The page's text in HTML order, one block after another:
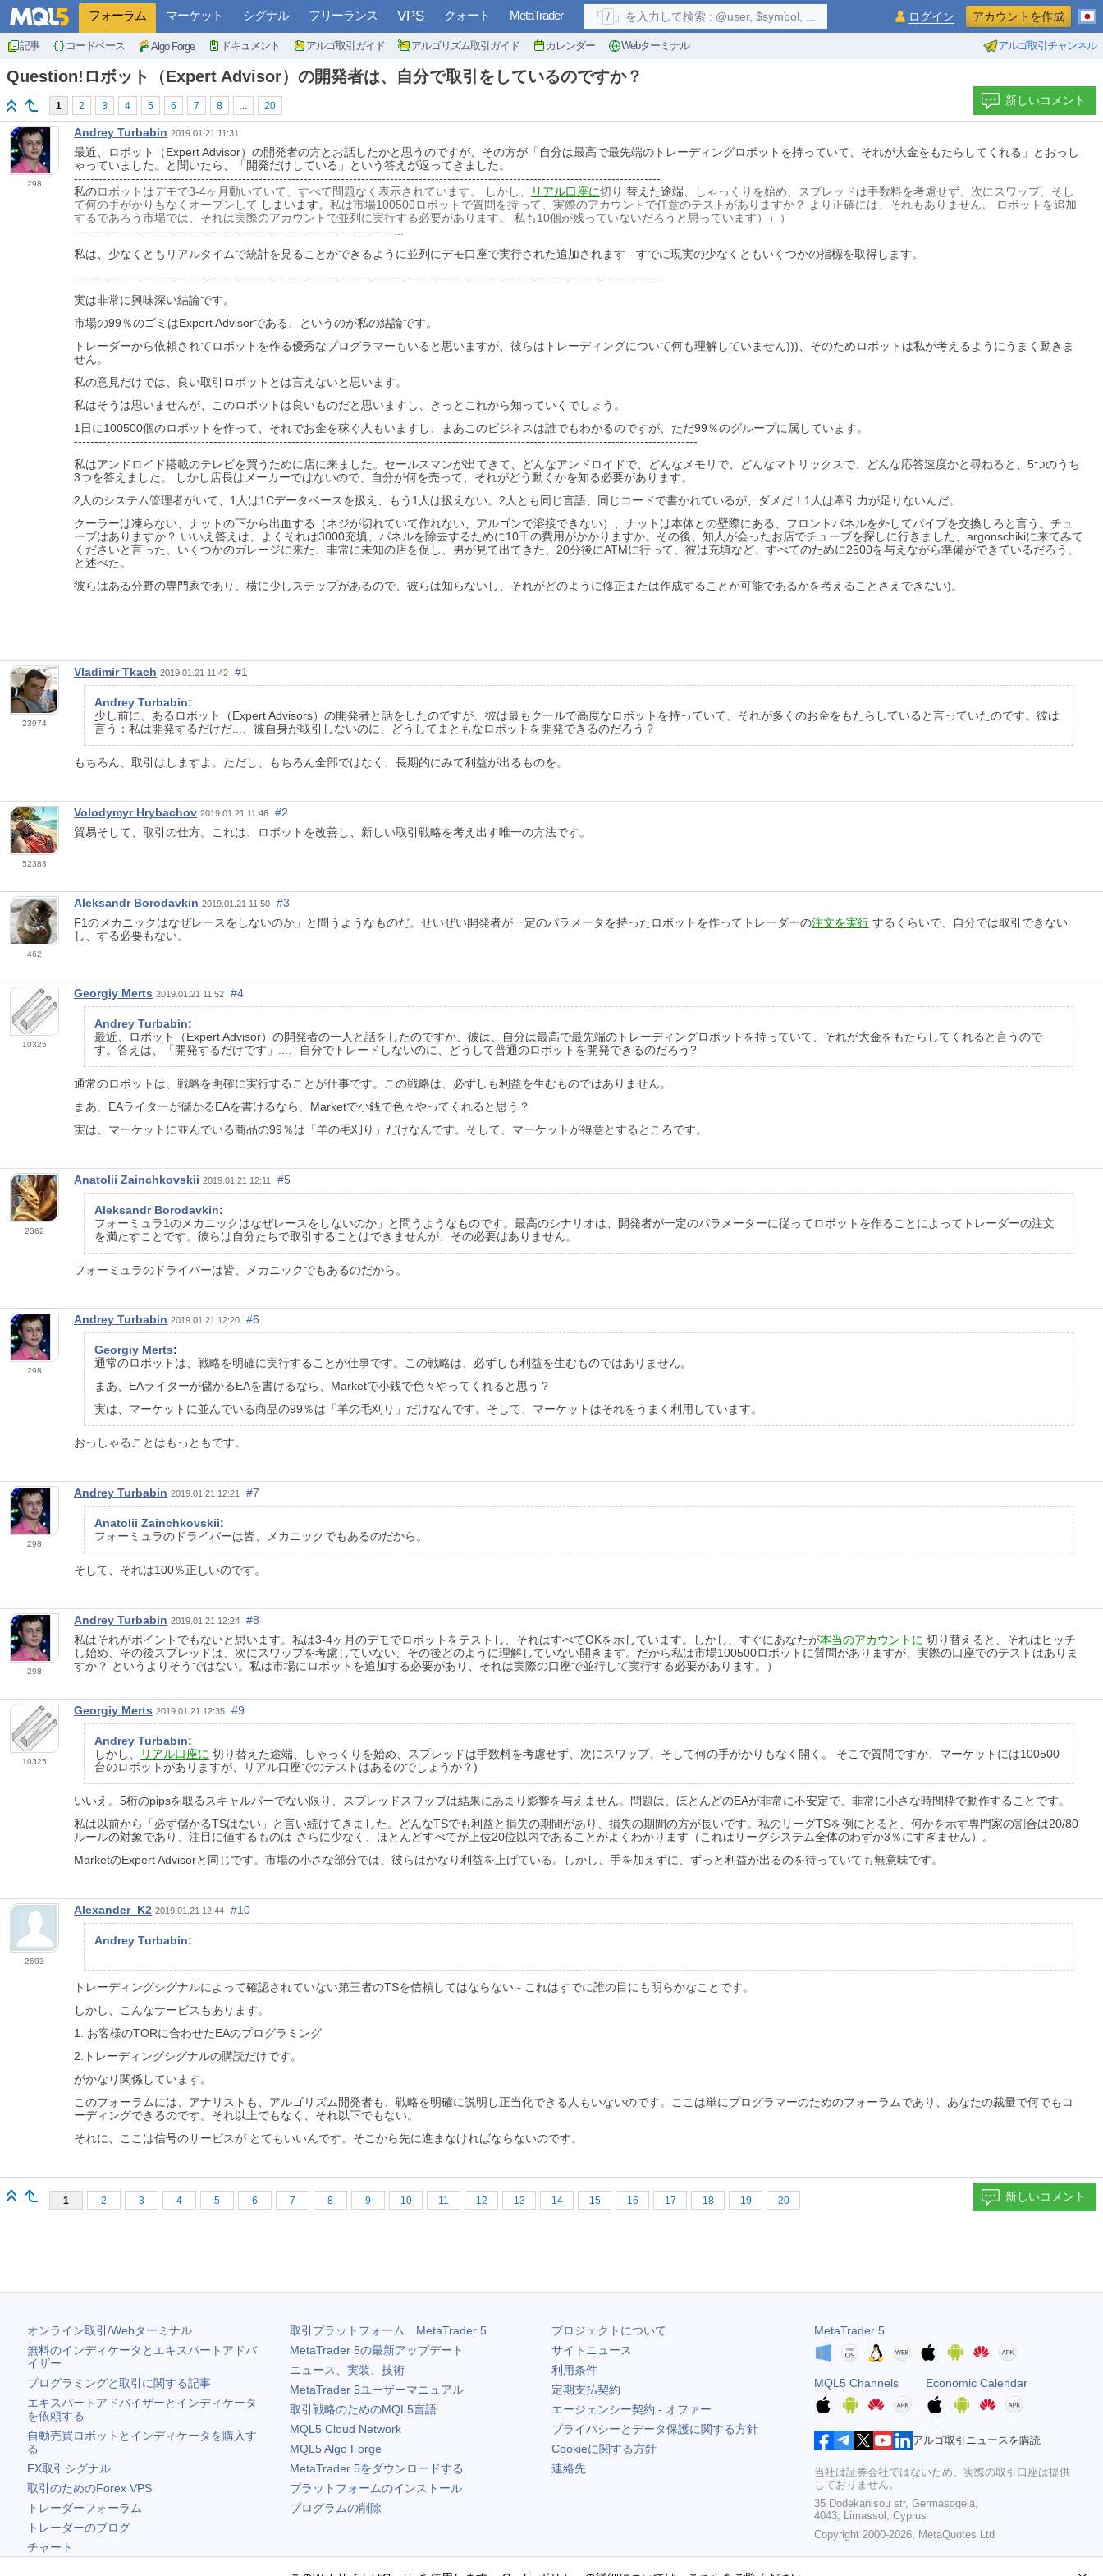
フォーラム マーケット シグナル フリーランス VPS クォート MetaTrader
記事 コードベース Algo Forge ドキュメント アルゴ取引ガイド アルゴリズム取引ガイド カレンダー Webターミナル アルゴ取引チャンネル
「 / 」を入力して検索 : @user, $symbol, ... ログイン アカウントを作成
Question!ロボット（Expert Advisor）の開発者は、自分で取引をしているのですか？
1 2 3 4 5 6 7 8 ... 20 新しいコメント
298
Andrey Turbabin 2019.01.21 11:31
最近、ロボット（Expert Advisor）の開発者の方とお話したかと思うのですが、その方が「自分は最高で最先端のトレーディングロボットを持っていて、それが大金をもたらしてくれる」とおっし
ゃっていました。と聞いたら、「開発だけしている」という答えが返ってきました。
-----------------------------------------------------------------------------------------------------------------------------------------------
私のロボットはデモで3-4ヶ月動いていて、すべて問題なく表示されています。 しかし、 リアル口座に切り 替えた途端、
しゃっくりを始め、スプレッドは手数料を考慮せず、次にスワップ、そし
て何の手がかりもなくオープンして しまいます。 私は市場100500ロボットで質問を持って、実際のアカウントで任意のテストがありますか？ より正確には、それもありません。 ロボットを追加
するであろう市場では、それは実際のアカウントで並列に実行する必要があります。 私も10個が残っていないだろうと思っています）））
------------------------------------------------------------------------------...
私は、少なくともリアルタイムで統計を見ることができるように並列にデモ口座で実行された追加されます - すでに現実の少なくともいくつかの指標を取得します。
-----------------------------------------------------------------------------------------------------------------------------------------------
実は非常に興味深い結論です。
市場の99％のゴミはExpert Advisorである、というのが私の結論です。
トレーダーから依頼されてロボットを作る優秀なプログラマーもいると思いますが、彼らはトレーディングについて何も理解していません)))、そのためロボットは私が考えるようにうまく動きま
せん。
私の意見だけでは、良い取引ロボットとは言えないと思います。
私はそうは思いませんが、このロボットは良いものだと思いますし、きっとこれから知っていくでしょう。
1日に100500個のロボットを作って、それでお金を稼ぐ人もいますし、まあこのビジネスは誰でもわかるのですが、ただ99％のグループに属しています。
--------------------------------------------------------------------------------------------------------------------------------------------------------
私はアンドロイド搭載のテレビを買うために店に来ました。セールスマンが出てきて、どんなアンドロイドで、どんなメモリで、どんなマトリックスで、どんな応答速度かと尋ねると、5つのうち
3つを答えました。 しかし店長はメーカーではないので、自分が何を売って、それがどう動くかを知る必要があります。
2人のシステム管理者がいて、1人は1Cデータベースを扱え、もう1人は扱えない。2人とも同じ言語、同じコードで書かれているが、ダメだ！1人は牽引力が足りないんだ。
クーラーは凍らない、ナットの下から出血する（ネジが切れていて作れない、アルゴンで溶接できない）、ナットは本体との壁際にある、フロントパネルを外してパイプを交換しろと言う。チュ
ーブはありますか？ いいえ答えは、よくそれは3000充填、パネルを除去するために10千の費用がかかりますか。その後、知人が会ったお店でチューブを探しに行きました、argonschikiに来てみて
くださいと言った、いくつかのガレージに来た、非常に未知の店を促し、男が見て出てきた、20分後にATMに行って、彼は充填など、すべてのために2500を与えながら準備ができているだろう、
と述べた。
彼らはある分野の専門家であり、横に少しステップがあるので、彼らは知らないし、それがどのように修正または作成することが可能であるかを考えることさえできない)。
23974
Vladimir Tkach 2019.01.21 11:42 #1
Andrey Turbabin:
少し前に、あるロボット（Expert Advisors）の開発者と話をしたのですが、彼は最もクールで高度なロボットを持っていて、それが多くのお金をもたらしていると言っていたのです。彼は
言う：私は開発するだけだ...、彼自身が取引しないのに、どうしてまともなロボットを開発できるのだろう？
もちろん、取引はしますよ。ただし、もちろん全部ではなく、長期的にみて利益が出るものを。
52383
Volodymyr Hrybachov 2019.01.21 11:46
#2
貿易そして、取引の仕方。これは、ロボットを改善し、新しい取引戦略を考え出す唯一の方法です。
462
Aleksandr Borodavkin 2019.01.21 11:50
#3
F1のメカニックはなぜレースをしないのか」と問うようなものだ。せいぜい開発者が一定のパラメータを持ったロボットを作ってトレーダーの注文を実行 するくらいで、自分では取引できない
し、する必要もない。
10325
Georgiy Merts 2019.01.21 11:52 #4
Andrey Turbabin:
最近、ロボット（Expert Advisor）の開発者の一人と話をしたのですが、彼は、自分は最高で最先端のトレーディングロボットを持っていて、それが大金をもたらしてくれると言うので
す。答えは、「開発するだけです」...、自分でトレードしないのに、どうして普通のロボットを開発できるのだろう?
通常のロボットは、戦略を明確に実行することが仕事です。この戦略は、必ずしも利益を生むものではありません。
まあ、EAライターが儲かるEAを書けるなら、Marketで小銭で色々やってくれると思う？
実は、マーケットに並んでいる商品の99％は「羊の毛刈り」だけなんです。そして、マーケットが得意とするところです。
2362
Anatolii Zainchkovskii 2019.01.21 12:11 #5
Aleksandr Borodavkin:
フォーミュラ1のメカニックはなぜレースをしないのか」と問うようなものです。最高のシナリオは、開発者が一定のパラメーターに従ってロボットを作ることによってトレーダーの注文
を満たすことです。彼らは自分たちで取引することはできませんが、その必要はありません。
フォーミュラのドライバーは皆、メカニックでもあるのだから。
298
Andrey Turbabin 2019.01.21 12:20 #6
Georgiy Merts:
通常のロボットは、戦略を明確に実行することが仕事です。この戦略は、必ずしも利益を生むものではありません。
まあ、EAライターが儲かるEAを書けるなら、Marketで小銭で色々やってくれると思う？
実は、マーケットに並んでいる商品の99％は「羊の毛刈り」だけなんです。そして、マーケットはそれをうまく利用しています。
おっしゃることはもっともです。
298
Andrey Turbabin 2019.01.21 12:21 #7
Anatolii Zainchkovskii:
フォーミュラのドライバーは皆、メカニックでもあるのだから。
そして、それは100％正しいのです。
298
Andrey Turbabin 2019.01.21 12:24
#8
私はそれがポイントでもないと思います。私は3-4ヶ月のデモでロボットをテストし、それはすべてOKを示しています。しかし、すぐにあなたが本当のアカウントに 切り替えると、それはヒッチ
し始め、その後スプレッドは、次にスワップを考慮していない、その後どのように理解していない開きます。だから私は市場100500ロボットに質問がありますが、実際の口座でのテストはありま
すか？ というよりそうではない。私は市場にロボットを追加する必要があり、それは実際の口座で並行して実行する必要があります。）
10325
Georgiy Merts 2019.01.21 12:35 #9
Andrey Turbabin:
しかし、
リアル口座に 切り替えた途端、しゃっくりを始め、スプレッドは手数料を考慮せず、次にスワップ、そして何の手がかりもなく開く。 そこで質問ですが、マーケットには100500
台のロボットがありますが、リアル口座でのテストはあるのでしょうか？)
いいえ。5桁のpipsを取るスキャルパーでない限り、スプレッドスワップは結果にあまり影響を与えません。問題は、ほとんどのEAが非常に不安定で、非常に小さな時間枠で動作することです。
私は以前から「必ず儲かるTSはない」と言い続けてきました。どんなTSでも利益と損失の期間があり、損失の期間の方が長いです。私のリーグTSを例にとると、何かを示す専門家の割合は20/80
ルールの対象であり、注目に値するものは-さらに少なく、ほとんどすべてが上位20位以内であることがよくわかります（これはリーグシステム全体のわずか3％にすぎません）。
MarketのExpert Advisorと同じです。市場の小さな部分では、彼らはかなり利益を上げている。しかし、手を加えずに、ずっと利益が出るのを待っていても無意味です。
2693
Alexander_K2 2019.01.21 12:44 #10
Andrey Turbabin:
トレーディングシグナルによって確認されていない第三者のTSを信頼してはならない - これはすでに誰の目にも明らかなことです。
しかし、こんなサービスもあります。
1. お客様のTORに合わせたEAのプログラミング
2.トレーディングシグナルの購読だけです。
がかなり関係しています。
このフォーラムには、アナリストも、アルゴリズム開発者も、戦略を明確に説明し正当化できる人もいないのです。ここは単にプログラマーのためのフォーラムであり、あなたの裁量で何でもコ
ーディングできるのです。それ以上でもなく、それ以下でもない。
それに、ここは信号のサービスが とてもいいんです。そこから先に進まなければならないのです。
1 2 3 4 5 6 7 8 9 10 11 12 13 14 15 16 17 18 19 20 新しいコメント
オンライン取引/Webターミナル
無料のインディケータとエキスパートアドバ
イザー
プログラミングと取引に関する記事
エキスパートアドバイザーとインディケータ
を依頼する
自動売買ロボットとインディケータを購入す
る
FX取引シグナル
取引のためのForex VPS
トレーダーフォーラム
トレーダーのブログ
チャート
取引プラットフォーム MetaTrader 5
MetaTrader 5の最新アップデート
ニュース、実装、技術
MetaTrader 5ユーザーマニュアル
取引戦略のためのMQL5言語
MQL5 Cloud Network
MQL5 Algo Forge
MetaTrader 5をダウンロードする
プラットフォームのインストール
プログラムの削除
プロジェクトについて
サイトニュース
利用条件
定期支払契約
エージェンシー契約 - オファー
プライバシーとデータ保護に関する方針
Cookieに関する方針
連絡先
MetaTrader 5
MQL5 Channels Economic Calendar
アルゴ取引ニュースを購読
当社は証券会社ではないため、実際の取引口座は提供
しておりません。
35 Dodekanisou str, Germasogeia,
4043, Limassol, Cyprus
Copyright 2000-2026, MetaQuotes Ltd